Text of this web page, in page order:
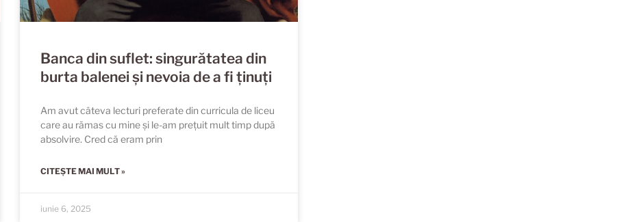
Banca din suflet: singurătatea din
burta balenei și nevoia de a fi ținuți
Am avut câteva lecturi preferate din curricula de liceu
care au rămas cu mine și le-am prețuit mult timp după
absolvire. Cred că eram prin
CITEȘTE MAI MULT »
iunie 6, 2025